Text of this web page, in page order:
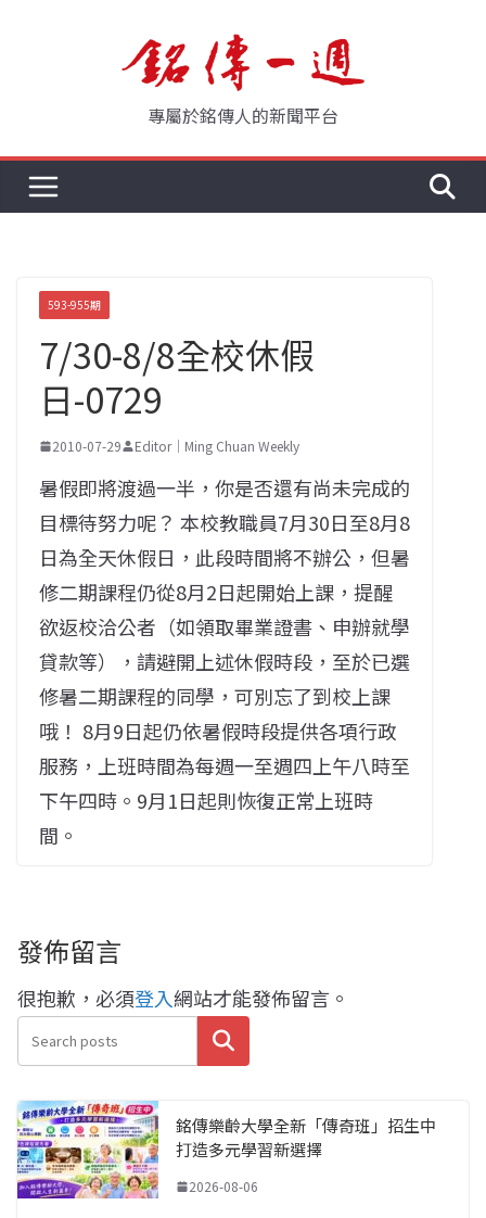
專屬於銘傳人的新聞平台
593-955期
7/30-8/8全校休假
日-0729
2010-07-29 Editor｜Ming Chuan Weekly
暑假即將渡過一半，你是否還有尚未完成的
目標待努力呢？ 本校教職員7月30日至8月8
日為全天休假日，此段時間將不辦公，但暑
修二期課程仍從8月2日起開始上課，提醒
欲返校洽公者（如領取畢業證書、申辦就學
貸款等），請避開上述休假時段，至於已選
修暑二期課程的同學，可別忘了到校上課
哦！ 8月9日起仍依暑假時段提供各項行政
服務，上班時間為每週一至週四上午八時至
下午四時。9月1日起則恢復正常上班時
間。
發佈留言
很抱歉，必須登入網站才能發佈留言。
搜尋
銘傳樂齡大學全新「傳奇班」招生中
打造多元學習新選擇
2026-08-06